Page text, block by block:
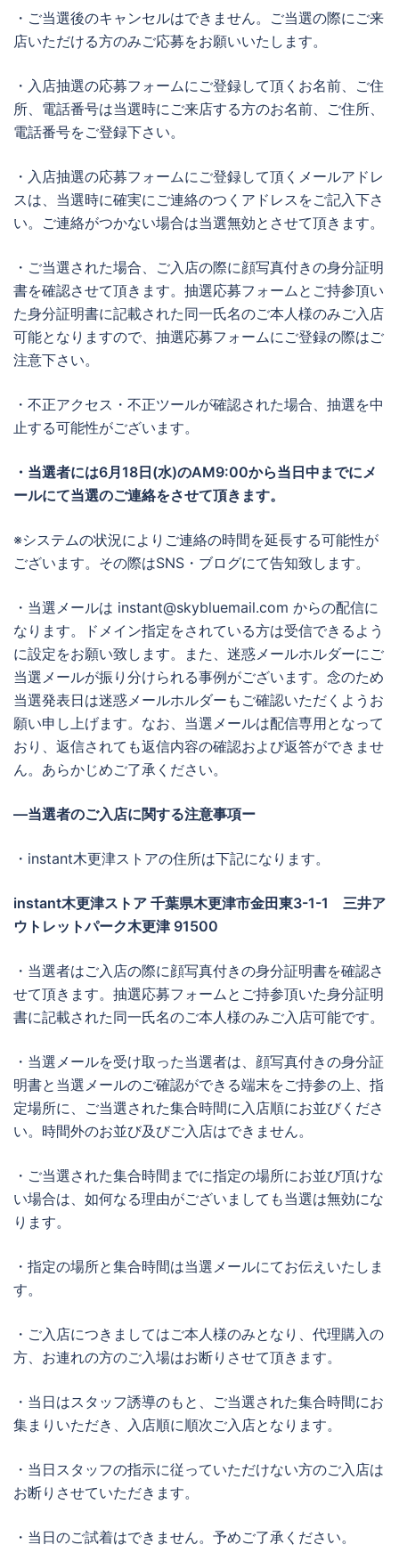
・ご当選後のキャンセルはできません。ご当選の際にご来
店いただける方のみご応募をお願いいたします。
・入店抽選の応募フォームにご登録して頂くお名前、ご住
所、電話番号は当選時にご来店する方のお名前、ご住所、
電話番号をご登録下さい。
・入店抽選の応募フォームにご登録して頂くメールアドレ
スは、当選時に確実にご連絡のつくアドレスをご記入下さ
い。ご連絡がつかない場合は当選無効とさせて頂きます。
・ご当選された場合、ご入店の際に顔写真付きの身分証明
書を確認させて頂きます。抽選応募フォームとご持参頂い
た身分証明書に記載された同一氏名のご本人様のみご入店
可能となりますので、抽選応募フォームにご登録の際はご
注意下さい。
・不正アクセス・不正ツールが確認された場合、抽選を中
止する可能性がございます。
・当選者には6月18日(水)のAM9:00から当日中までにメ
ールにて当選のご連絡をさせて頂きます。
※システムの状況によりご連絡の時間を延長する可能性が
ございます。その際はSNS・ブログにて告知致します。
・当選メールは instant@skybluemail.com からの配信に
なります。ドメイン指定をされている方は受信できるよう
に設定をお願い致します。また、迷惑メールホルダーにご
当選メールが振り分けられる事例がございます。念のため
当選発表日は迷惑メールホルダーもご確認いただくようお
願い申し上げます。なお、当選メールは配信専用となって
おり、返信されても返信内容の確認および返答ができませ
ん。あらかじめご了承ください。
―当選者のご入店に関する注意事項ー
・instant木更津ストアの住所は下記になります。
instant木更津ストア 千葉県木更津市金田東3-1-1 三井ア
ウトレットパーク木更津 91500
・当選者はご入店の際に顔写真付きの身分証明書を確認さ
せて頂きます。抽選応募フォームとご持参頂いた身分証明
書に記載された同一氏名のご本人様のみご入店可能です。
・当選メールを受け取った当選者は、顔写真付きの身分証
明書と当選メールのご確認ができる端末をご持参の上、指
定場所に、ご当選された集合時間に入店順にお並びくださ
い。時間外のお並び及びご入店はできません。
・ご当選された集合時間までに指定の場所にお並び頂けな
い場合は、如何なる理由がございましても当選は無効にな
ります。
・指定の場所と集合時間は当選メールにてお伝えいたしま
す。
・ご入店につきましてはご本人様のみとなり、代理購入の
方、お連れの方のご入場はお断りさせて頂きます。
・当日はスタッフ誘導のもと、ご当選された集合時間にお
集まりいただき、入店順に順次ご入店となります。
・当日スタッフの指示に従っていただけない方のご入店は
お断りさせていただきます。
・当日のご試着はできません。予めご了承ください。